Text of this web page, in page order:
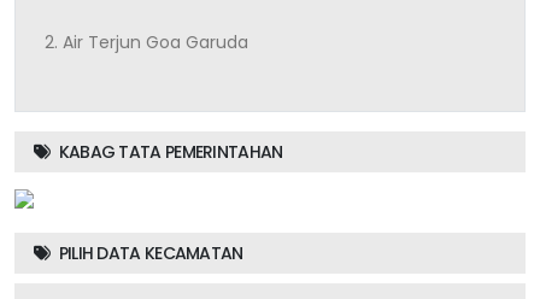
2. Air Terjun Goa Garuda
KABAG TATA PEMERINTAHAN
PILIH DATA KECAMATAN